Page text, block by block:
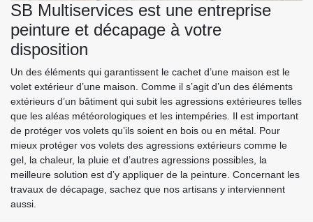
SB Multiservices est une entreprise
peinture et décapage à votre
disposition
Un des éléments qui garantissent le cachet d’une maison est le
volet extérieur d’une maison. Comme il s’agit d’un des éléments
extérieurs d’un bâtiment qui subit les agressions extérieures telles
que les aléas météorologiques et les intempéries. Il est important
de protéger vos volets qu’ils soient en bois ou en métal. Pour
mieux protéger vos volets des agressions extérieurs comme le
gel, la chaleur, la pluie et d’autres agressions possibles, la
meilleure solution est d’y appliquer de la peinture. Concernant les
travaux de décapage, sachez que nos artisans y interviennent
aussi.